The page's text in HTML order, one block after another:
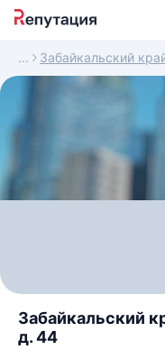
Забайкальский
Забайкальский
д. 44